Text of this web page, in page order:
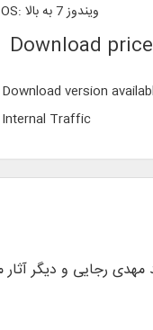
OS: ویندوز 7 به بالا
Download
Download version
Internal Traffic